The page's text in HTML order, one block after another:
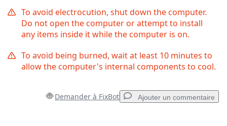
To avoid electrocution, shut down the computer.
Do not open the computer or attempt to install
any items inside it while the computer is on.
To avoid being burned, wait at least 10 minutes to
allow the computer's internal components to cool.
Demander à FixBot Ajouter un commentaire